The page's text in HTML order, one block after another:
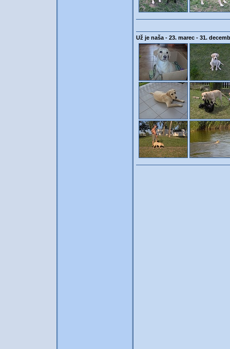
Už je naša - 23. marec - 31.